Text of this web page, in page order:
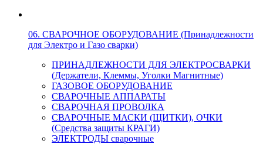
06. СВАРОЧНОЕ ОБОРУДОВАНИЕ (Принадлежности
для Электро и Газо сварки)
ПРИНАДЛЕЖНОСТИ ДЛЯ ЭЛЕКТРОСВАРКИ
(Держатели, Клеммы, Уголки Магнитные)
ГАЗОВОЕ ОБОРУДОВАНИЕ
СВАРОЧНЫЕ АППАРАТЫ
СВАРОЧНАЯ ПРОВОЛКА
СВАРОЧНЫЕ МАСКИ (ЩИТКИ), ОЧКИ
(Средства защиты КРАГИ)
ЭЛЕКТРОДЫ сварочные